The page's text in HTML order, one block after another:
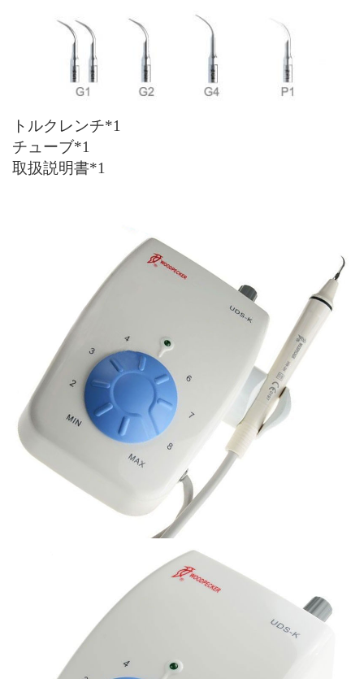
トルクレンチ*1
チューブ*1
取扱説明書*1